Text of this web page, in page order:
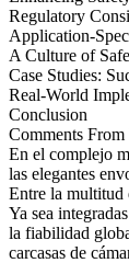
Regulatory
Application-
A Culture of
Case Studies:
Real-World
Conclusion
Comments
En el complejo
las elegantes
Entre la multitud
Ya sea
la fiabilidad
carcasas de